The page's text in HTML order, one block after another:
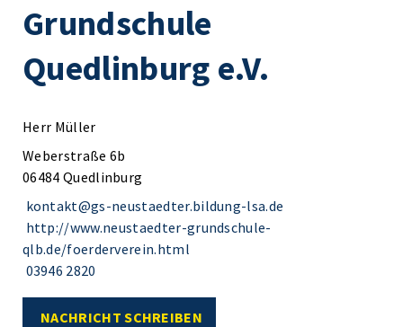
Grundschule
Quedlinburg e.V.
Herr Müller
Weberstraße 6b
06484 Quedlinburg
kontakt@gs-neustaedter.bildung-lsa.de
http://www.neustaedter-grundschule-
qlb.de/foerderverein.html
03946 2820
NACHRICHT SCHREIBEN